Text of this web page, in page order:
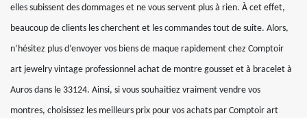
elles subissent des dommages et ne vous servent plus à rien. À cet effet,
beaucoup de clients les cherchent et les commandes tout de suite. Alors,
n’hésitez plus d’envoyer vos biens de maque rapidement chez Comptoir
art jewelry vintage professionnel achat de montre gousset et à bracelet à
Auros dans le 33124. Ainsi, si vous souhaitiez vraiment vendre vos
montres, choisissez les meilleurs prix pour vos achats par Comptoir art